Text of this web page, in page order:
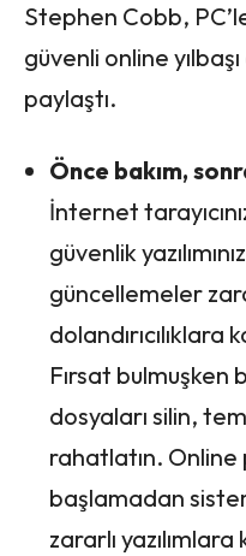
Stephen Cobb,
güvenli online
paylaştı.
Önce bakım,
İnternet
güvenlik
güncellemeler
dolandırıcılıklara
Fırsat bulmuşken
dosyaları silin,
rahatlatın.
başlamadan
zararlı